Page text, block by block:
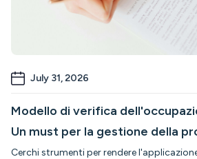
July 31, 2026
Modello di verifica
Un must per la gestione della
Cerchi strumenti per rendere